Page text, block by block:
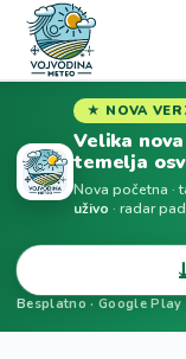
★ NOVA
Velika
temelja
Nova početna ·
uživo · radar
Besplatno · Google Play